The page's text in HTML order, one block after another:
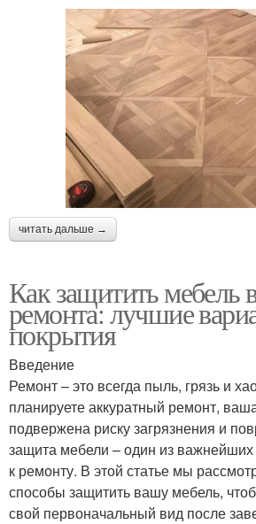
читать дальше →
Как защитить мебель
ремонта: лучшие
покрытия
Введение
Ремонт – это всегда пыль, грязь и
планируете аккуратный ремонт,
подвержена риску загрязнения и
защита мебели – один из важнейших
к ремонту. В этой статье мы
способы защитить вашу мебель,
свой первоначальный вид после